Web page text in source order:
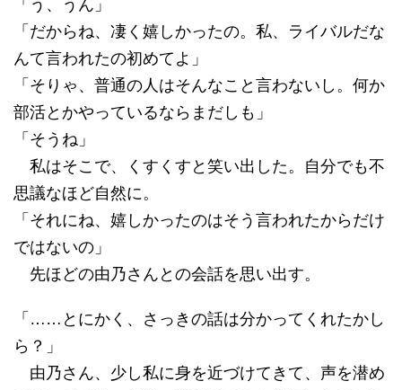
「う、うん」
「だからね、凄く嬉しかったの。私、ライバルだな
んて言われたの初めてよ」
「そりゃ、普通の人はそんなこと言わないし。何か
部活とかやっているならまだしも」
「そうね」
私はそこで、くすくすと笑い出した。自分でも不
思議なほど自然に。
「それにね、嬉しかったのはそう言われたからだけ
ではないの」
先ほどの由乃さんとの会話を思い出す。
「……とにかく、さっきの話は分かってくれたかし
ら？」
由乃さん、少し私に身を近づけてきて、声を潜め